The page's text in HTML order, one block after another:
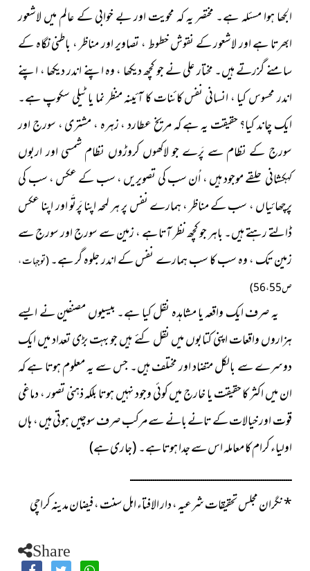
الجھا ہوا مسئلہ ہے۔ مختصر یہ کہ محویت اور بے خوابی کے عالم میں لاشعور
ابھرتا ہے اور لاشعور کے نقوش خطوط ، تصاویر اور مناظر ، باطنی نگاہ کے
سامنے گزرتے ہیں۔ مختار علی نے جو کچھ دیکھا ، وہ اپنے اندر دیکھا ، اپنے
اندر محسوس کیا ، انسانی نفس کائنات کا آئینہ منظر نما یا ٹیلی سکوپ ہے۔
ایک چاند کیا؟ حقیقت یہ ہے کہ مریخ عطارد ، زہرہ ، مشتری ، سورج اور
سورج کے نظام سے پَرے جو لاکھوں کروڑوں نظام شمسی اور اربوں
کہکشانی حلقے موجود ہیں ، اُن سب کی تصویریں ، سب کے عکس ، سب کی
پرچھائیاں ، سب کے مناظر ، ہمارے نفس پر ہر لمحہ اپنا پَرتَو اور اپنا عکس
ڈالتے رہتے ہیں۔ باہر جو کچھ نظر آتا ہے ، زمین سے سورج اور سورج سے
زمین تک ، وہ سب کا سب ہمارے نفس کے اندر جلوہ گر ہے۔(توجہات ،
ص 55 ، 56)
یہ صرف ایک واقعہ یا مشاہدہ نقل کیا ہے۔ بیسیوں مصنفین نے ایسے
ہزاروں واقعات اپنی کتابوں میں نقل کئے ہیں جو بہت بڑی تعداد میں ایک
دوسرے سے بالکل متضاد اور مختلف ہیں۔ جس سے یہ معلوم ہوتا ہے کہ
ان میں اکثر کا حقیقت یا خارج میں کوئی وجود نہیں ہوتا بلکہ ذہنی تصور ، دماغی
قوت اور خیالات کے تانے بانے سے مرکب صرف سوچیں ہوتی ہیں ، ہاں
اولیاء کرام کا معاملہ اس سے جدا ہوتا ہے۔(جاری ہے)
ــــــــــــــــــــــــــــــــــــــــــــــــــــــــــــــــــــــــــــــ
*نگران مجلس تحقیقات شرعیہ ، دار الافتاء اہل سنت ، فیضان مدینہ کراچی
Share